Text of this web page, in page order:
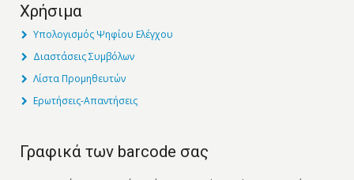
Χρήσιμα
Υπολογισμός Ψηφίου Ελέγχου
Διαστάσεις Συμβόλων
Λίστα Προμηθευτών
Ερωτήσεις-Απαντήσεις
Γραφικά των barcode σας